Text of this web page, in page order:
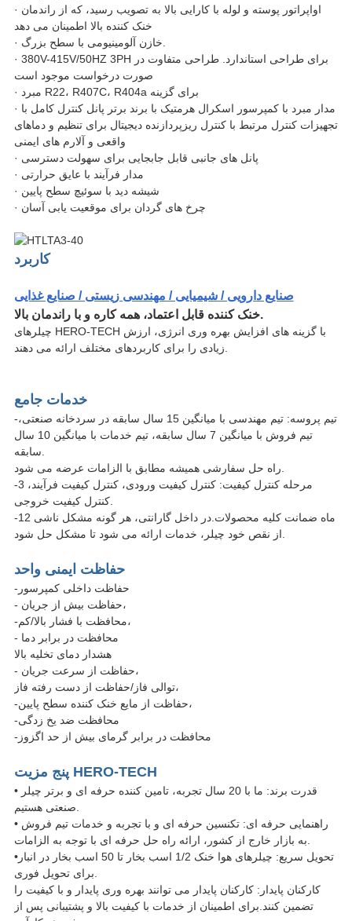
· اواپراتور پوسته و لوله با کارایی بالا به تصویب رسید، که از راندمان
خنک کننده بالا اطمینان می دهد
· 380V-415V/50HZ 3PH برای طراحی استاندارد. طراحی متفاوت در
صورت درخواست موجود است
· مبرد R22، R407C، R404a برای گزینه
· مدار مبرد با کمپرسور اسکرال هرمتیک با برند برتر پانل کنترل کامل با
تجهیزات کنترل مرتبط با کنترل ریزپردازنده دیجیتال برای تنظیم و دماهای
واقعی و آلارم های ایمنی
· پانل های جانبی قابل جابجایی برای سهولت دسترسی
· مدار فرآیند با عایق حرارتی
· شیشه دید با سوئیچ سطح پایین
· چرخ های گردان برای موقعیت یابی آسان
کاربرد
صنایع دارویی / شیمیایی / مهندسی زیستی / صنایع غذایی
خنک کننده قابل اعتماد، همه کاره و با راندمان بالا.
چیلرهای HERO-TECH با گزینه های افزایش بهره وری انرژی، ارزش
زیادی را برای کاربردهای مختلف ارائه می دهند.
خدمات جامع
-تیم پروسه: تیم مهندسی با میانگین 15 سال سابقه در سردخانه صنعتی،
تیم فروش با میانگین 7 سال سابقه، تیم خدمات با میانگین 10 سال
سابقه.
راه حل سفارشی همیشه مطابق با الزامات عرضه می شود.
-3 مرحله کنترل کیفیت: کنترل کیفیت ورودی، کنترل کیفیت فرآیند،
کنترل کیفیت خروجی.
-12 ماه ضمانت کلیه محصولات.در داخل گارانتی، هر گونه مشکل ناشی
از نقص خود چیلر، خدمات ارائه می شود تا مشکل حل شود.
حفاظت ایمنی واحد
-حفاظت داخلی کمپرسور
- حفاظت بیش از جریان،
-محافظت با فشار بالا/کم،
- محافظت در برابر دما
هشدار دمای تخلیه بالا
- حفاظت از سرعت جریان،
توالی فاز/حفاظت از دست رفته فاز،
-حفاظت از مایع خنک کننده سطح پایین،
-محافظت ضد یخ زدگی
-محافظت در برابر گرمای بیش از حد اگزوز
پنج مزیت HERO-TECH
• قدرت برند: ما با 20 سال تجربه، تامین کننده حرفه ای و برتر چیلر
صنعتی هستیم.
• راهنمایی حرفه ای: تکنسین حرفه ای و با تجربه و خدمات تیم فروش
به بازار خارج از کشور، ارائه راه حل حرفه ای با توجه به الزامات.
•تحویل سریع: چیلرهای هوا خنک 1/2 اسب بخار تا 50 اسب بخار در انبار
برای تحویل فوری.
کارکنان پایدار: کارکنان پایدار می توانند بهره وری پایدار و با کیفیت را
تضمین کنند.برای اطمینان از خدمات با کیفیت بالا و پشتیبانی پس از